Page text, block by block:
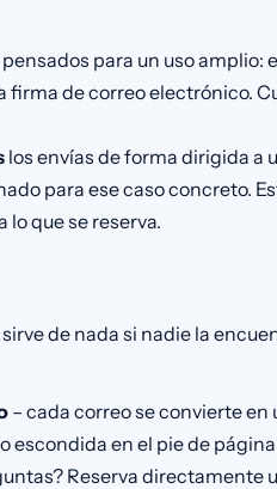
para un uso amplio:
firma de correo electrónico.
los envías de forma dirigida a
para ese caso concreto.
lo que se reserva.
de nada si nadie la
– cada correo se convierte
escondida en el pie de página
Reserva directamente